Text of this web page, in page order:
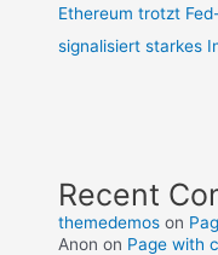
Ethereum trotzt
signalisiert starkes
Recent
themedemos on
Anon on Page with